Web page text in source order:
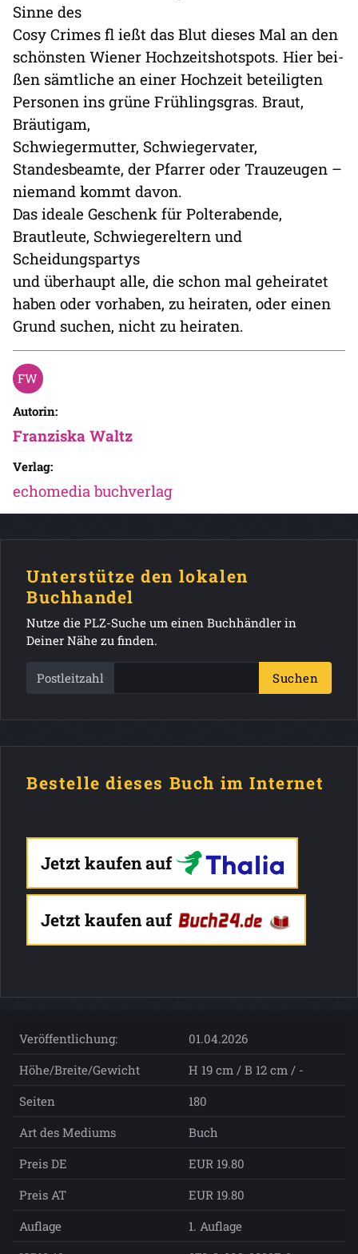
Sinne des
Cosy Crimes fl ießt das Blut dieses Mal an den
schönsten Wiener Hochzeitshotspots. Hier bei-
ßen sämtliche an einer Hochzeit beteiligten
Personen ins grüne Frühlingsgras. Braut,
Bräutigam,
Schwiegermutter, Schwiegervater,
Standesbeamte, der Pfarrer oder Trauzeugen –
niemand kommt davon.
Das ideale Geschenk für Polterabende,
Brautleute, Schwiegereltern und
Scheidungspartys
und überhaupt alle, die schon mal geheiratet
haben oder vorhaben, zu heiraten, oder einen
Grund suchen, nicht zu heiraten.
Autorin:
Franziska Waltz
Verlag:
echomedia buchverlag
Unterstütze den lokalen
Buchhandel
Nutze die PLZ-Suche um einen Buchhändler in
Deiner Nähe zu finden.
Postleitzahl Suchen
Bestelle dieses Buch im Internet
Jetzt kaufen auf
Jetzt kaufen auf
Veröffentlichung:
01.04.2026
Höhe/Breite/Gewicht
H 19 cm / B 12 cm / -
Seiten
180
Art des Mediums
Buch
Preis DE
EUR 19.80
Preis AT
EUR 19.80
Auflage
1. Auflage